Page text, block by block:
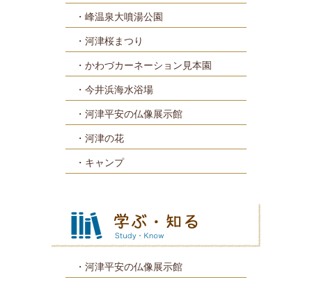
峰温泉大噴湯公園
河津桜まつり
かわづカーネーション見本園
今井浜海水浴場
河津平安の仏像展示館
河津の花
キャンプ
河津平安の仏像展示館